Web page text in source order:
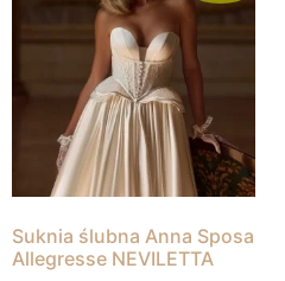
Suknia ślubna Anna Sposa
Allegresse NEVILETTA